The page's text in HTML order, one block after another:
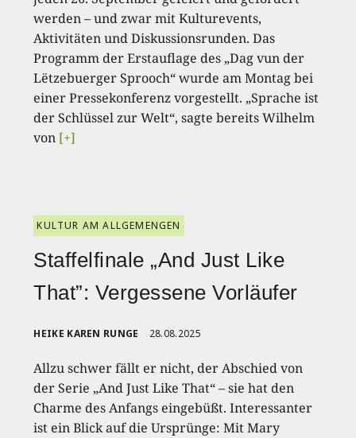
werden – und zwar mit Kulturevents,
Aktivitäten und Diskussionsrunden. Das
Programm der Erstauflage des „Dag vun der
Lëtzebuerger Sprooch“ wurde am Montag bei
einer Pressekonferenz vorgestellt. „Sprache ist
der Schlüssel zur Welt“, sagte bereits Wilhelm
von [+]
KULTUR AM ALLGEMENGEN
Staffelfinale „And Just Like
That”: Vergessene Vorläufer
HEIKE KAREN RUNGE 28.08.2025
Allzu schwer fällt er nicht, der Abschied von
der Serie „And Just Like That“ – sie hat den
Charme des Anfangs eingebüßt. Interessanter
ist ein Blick auf die Ursprünge: Mit Mary